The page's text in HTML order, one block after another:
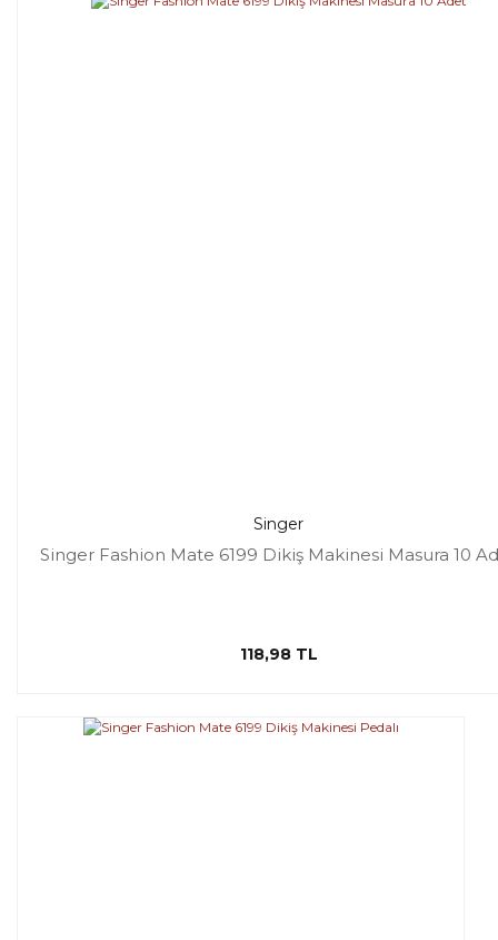
Singer
Singer Fashion Mate 6199 Dikiş Makinesi Masura 10
118,98 TL